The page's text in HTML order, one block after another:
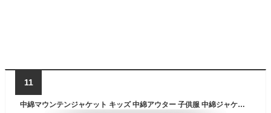
11
中綿マウンテンジャケット キッズ 中綿アウター 子供服 中綿ジャケット 子供服 男の子 女の子 防寒 暖かい フードあり フードなし フェイクダウンジャケット ジャンパー 無地 切替 冬物 冬服 ジュニア 韓国子供服 110cm 120cm 130cm 140cm 150cm 160cm「943-100.101」